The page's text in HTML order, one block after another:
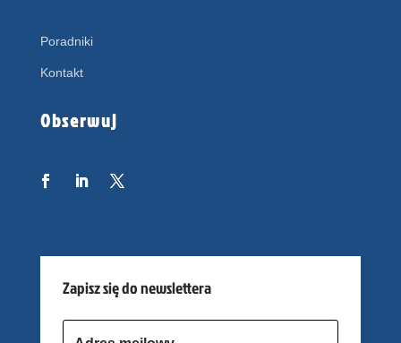
Poradniki
Kontakt
Obserwuj
Zapisz się do newslettera